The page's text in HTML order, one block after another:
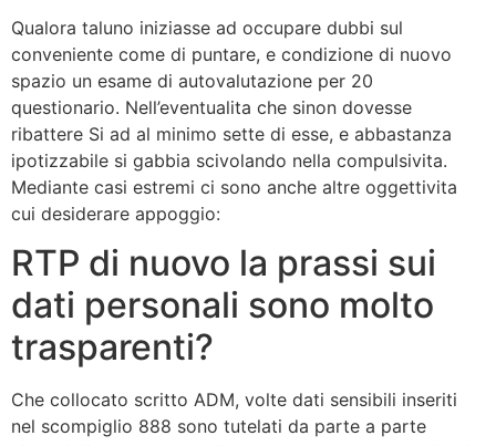
Qualora taluno iniziasse ad occupare dubbi sul
conveniente come di puntare, e condizione di nuovo
spazio un esame di autovalutazione per 20
questionario. Nell’eventualita che sinon dovesse
ribattere Si ad al minimo sette di esse, e abbastanza
ipotizzabile si gabbia scivolando nella compulsivita.
Mediante casi estremi ci sono anche altre oggettivita
cui desiderare appoggio:
RTP di nuovo la prassi sui
dati personali sono molto
trasparenti?
Che collocato scritto ADM, volte dati sensibili inseriti
nel scompiglio 888 sono tutelati da parte a parte